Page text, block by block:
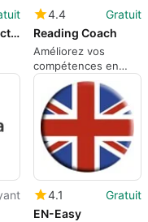
Universal Character Transliteration Utility
4.4
Gratuit
Reading Coach
Améliorez vos
compétences en
lecture avec Reading
Coach
4.1
Gratuit
EN-Easy